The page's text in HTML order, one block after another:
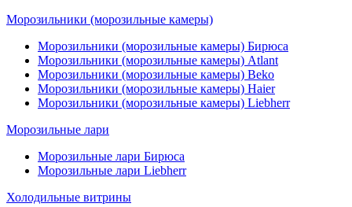
Морозильники (морозильные камеры)
Морозильники (морозильные камеры) Бирюса
Морозильники (морозильные камеры) Atlant
Морозильники (морозильные камеры) Beko
Морозильники (морозильные камеры) Haier
Морозильники (морозильные камеры) Liebherr
Морозильные лари
Морозильные лари Бирюса
Морозильные лари Liebherr
Холодильные витрины